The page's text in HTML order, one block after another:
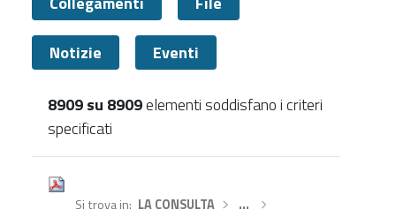
Notizie Eventi
8909 su 8909elementi soddisfano i criteri
specificati
Tutti
Si trova in LA CONSULTA› …